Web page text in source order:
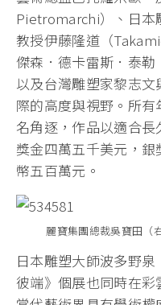
Pietromarchi）、日本
教授伊藤隆道（
傑森．德卡雷斯．泰
以及台灣雕塑家黎志
際的高度與視野。所
名角逐，作品以適合
獎金四萬五千美元，
幣五百萬元。
麗寶集團總裁吳寶田（
日本雕塑大師波多野泉
彼端》個展也同時在